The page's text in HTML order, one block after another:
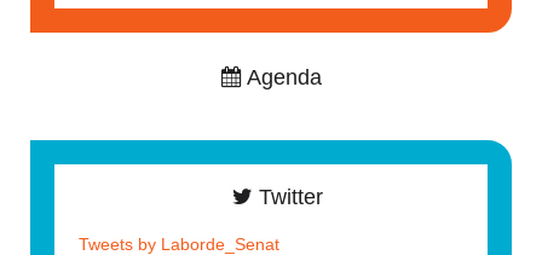
Agenda
Twitter
Tweets by Laborde_Senat